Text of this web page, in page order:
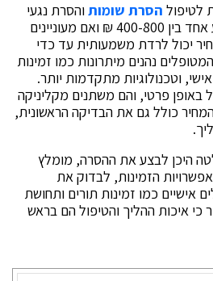
לטיפול הסרת שומותוהסרת נגעי
עור נוטות נעות להסרת נגע אחד בין 400-800 ₪ ואם מעוניינים
יכול לרדת משמעותית עד כדי
המטופלים נהנים מיתרונות כמו זמינות
וטכנולוגיות מתקדמות יותר.
באופן פרטי, והם משתנים מקליניקה
כולל גם את הבדיקה הראשונית,
היכן לבצע את ההסרה, מומלץ
הזמינות, לבדוק את
אישיים כמו זמינות תורים ותחושת
כי איכות ההליך והטיפול הם בראש